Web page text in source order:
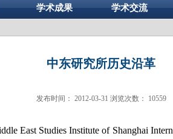
学术成果 学术交流
中东研究所历史沿革
发布时间： 2012-03-31 浏览次数： 10559
East Studies Institute of Shanghai